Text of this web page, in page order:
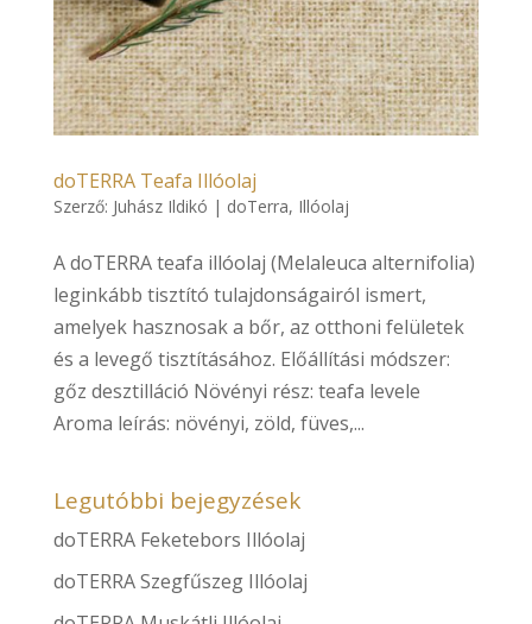
doTERRA Teafa Illóolaj
Szerző: Juhász Ildikó | doTerra, Illóolaj
A doTERRA teafa illóolaj (Melaleuca alternifolia)
leginkább tisztító tulajdonságairól ismert,
amelyek hasznosak a bőr, az otthoni felületek
és a levegő tisztításához. Előállítási módszer:
gőz desztilláció Növényi rész: teafa levele
Aroma leírás: növényi, zöld, füves,...
Legutóbbi bejegyzések
doTERRA Feketebors Illóolaj
doTERRA Szegfűszeg Illóolaj